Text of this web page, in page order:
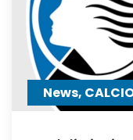
News,